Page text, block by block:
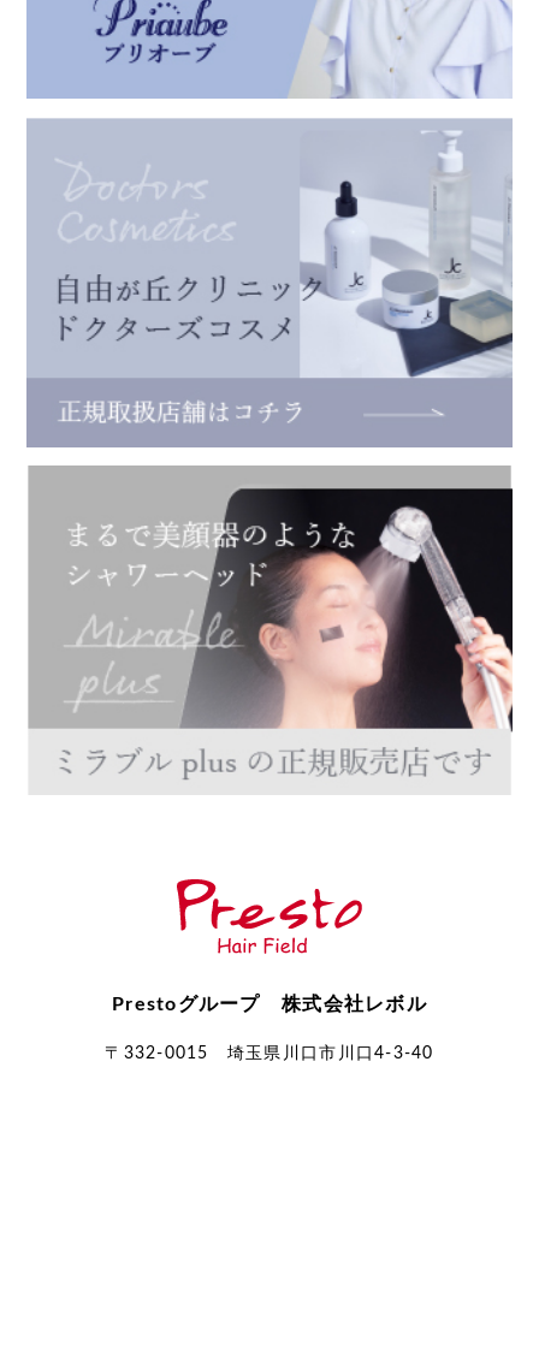
Prestoグループ 株式会社レボル
〒332-0015 埼玉県川口市川口4-3-40